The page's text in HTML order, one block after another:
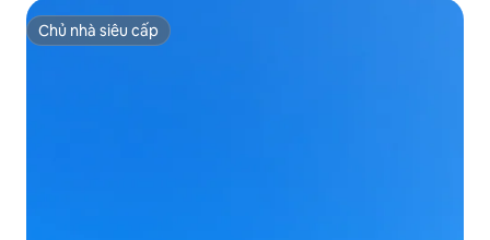
Chủ nhà siêu cấp
Chủ nhà siêu cấp